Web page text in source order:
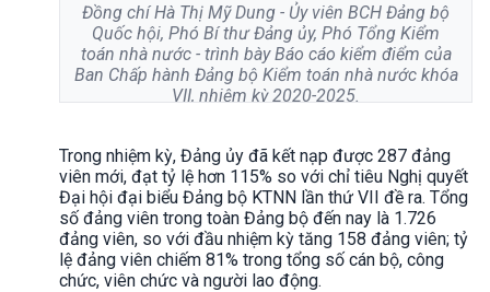
Đồng chí Hà Thị Mỹ Dung - Ủy viên BCH Đảng bộ
Quốc hội, Phó Bí thư Đảng ủy, Phó Tổng Kiểm
toán nhà nước - trình bày Báo cáo kiểm điểm của
Ban Chấp hành Đảng bộ Kiểm toán nhà nước khóa
VII, nhiệm kỳ 2020-2025.
Trong nhiệm kỳ, Đảng ủy đã kết nạp được 287 đảng
viên mới, đạt tỷ lệ hơn 115% so với chỉ tiêu Nghị quyết
Đại hội đại biểu Đảng bộ KTNN lần thứ VII đề ra. Tổng
số đảng viên trong toàn Đảng bộ đến nay là 1.726
đảng viên, so với đầu nhiệm kỳ tăng 158 đảng viên; tỷ
lệ đảng viên chiếm 81% trong tổng số cán bộ, công
chức, viên chức và người lao động.